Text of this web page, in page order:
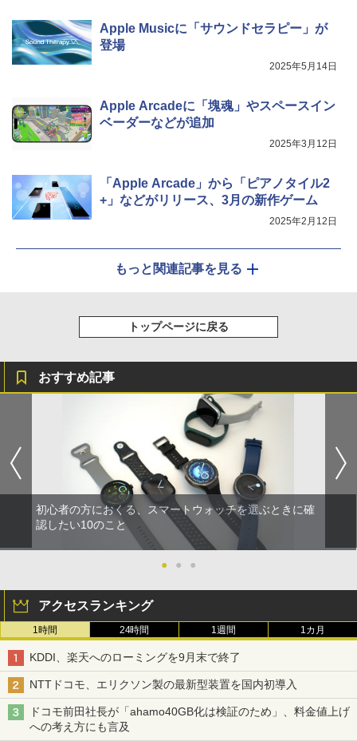
Apple Musicに「サウンドセラピー」が
登場
2025年5月14日
Apple Arcadeに「塊魂」やスペースイン
ベーダーなどが追加
2025年3月12日
「Apple Arcade」から「ピアノタイル2
+」などがリリース、3月の新作ゲーム
2025年2月12日
もっと関連記事を見る
トップページに戻る
おすすめ記事
初心者の方におくる、スマートウォッチを選ぶときに確
認したい10のこと
● ● ●
アクセスランキング
1時間 24時間 1週間 1カ月
KDDI、楽天へのローミングを9月末で終了
NTTドコモ、エリクソン製の最新型装置を国内初導入
ドコモ前田社長が「ahamo40GB化は検証のため」、料金値上げ
への考え方にも言及